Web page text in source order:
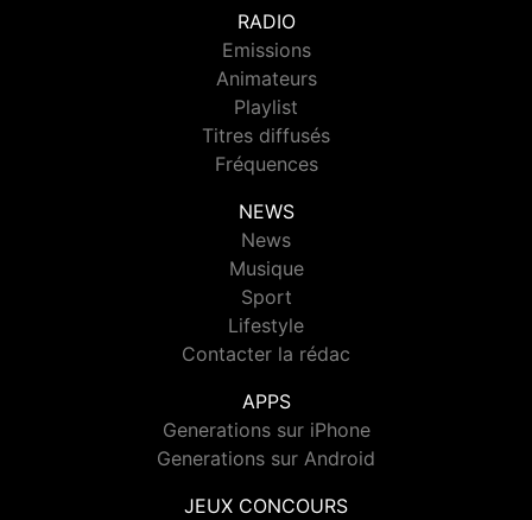
RADIO
Emissions
Animateurs
Playlist
Titres diffusés
Fréquences
NEWS
News
Musique
Sport
Lifestyle
Contacter la rédac
APPS
Generations sur iPhone
Generations sur Android
JEUX CONCOURS